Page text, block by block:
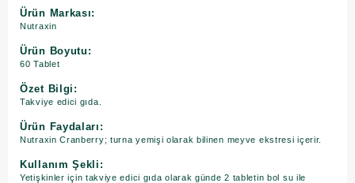
Ürün Markası:
Nutraxin
Ürün Boyutu:
60 Tablet
Özet Bilgi:
Takviye edici gıda.
Ürün Faydaları:
Nutraxin Cranberry; turna yemişi olarak bilinen meyve ekstresi içerir.
Kullanım Şekli:
Yetişkinler için takviye edici gıda olarak günde 2 tabletin bol su ile